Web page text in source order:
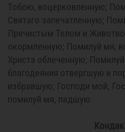
Тобою, воцерковленную;
Святаго запечатленную;
Пречистым Телом и
окормленную; Помилуй мя,
Христа облеченную;
благодеяния отвергшую и
избравшую; Господи мой,
помилуй мя, падшую.
Кондак